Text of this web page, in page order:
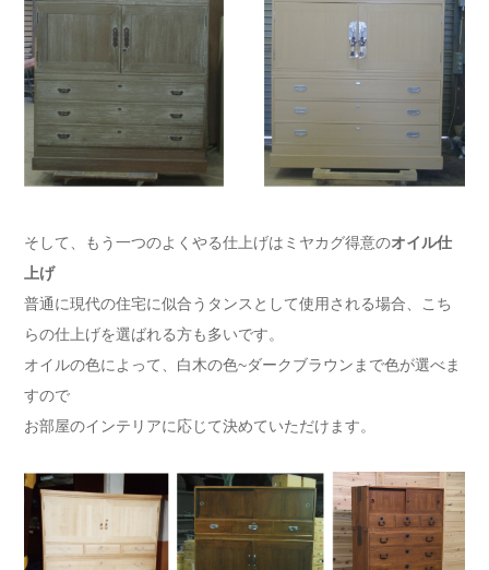
そして、もう一つのよくやる仕上げはミヤカグ得意のオイル仕
上げ
普通に現代の住宅に似合うタンスとして使用される場合、こち
らの仕上げを選ばれる方も多いです。
オイルの色によって、白木の色~ダークブラウンまで色が選べま
すので
お部屋のインテリアに応じて決めていただけます。